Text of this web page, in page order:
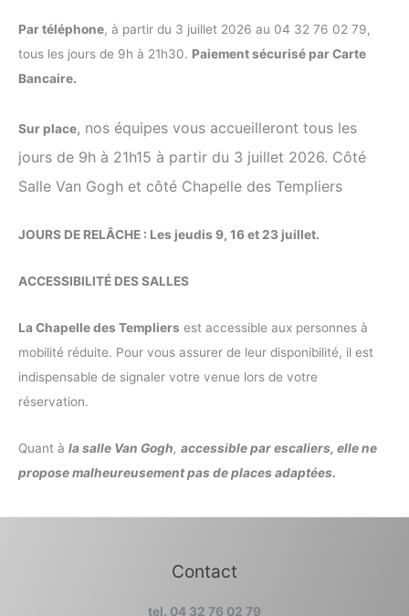
Par téléphone, à partir du 3 juillet 2026 au 04 32 76 02 79,
tous les jours de 9h à 21h30. Paiement sécurisé par Carte
Bancaire.
Sur place, nos équipes vous accueilleront tous les
jours de 9h à 21h15 à partir du 3 juillet 2026. Côté
Salle Van Gogh et côté Chapelle des Templiers
JOURS DE RELÂCHE : Les jeudis 9, 16 et 23 juillet.
ACCESSIBILITÉ DES SALLES
La Chapelle des Templiers est accessible aux personnes à
mobilité réduite. Pour vous assurer de leur disponibilité, il est
indispensable de signaler votre venue lors de votre
réservation.
Quant à la salle Van Gogh, accessible par escaliers, elle ne
propose malheureusement pas de places adaptées.
Contact
tel. 04 32 76 02 79